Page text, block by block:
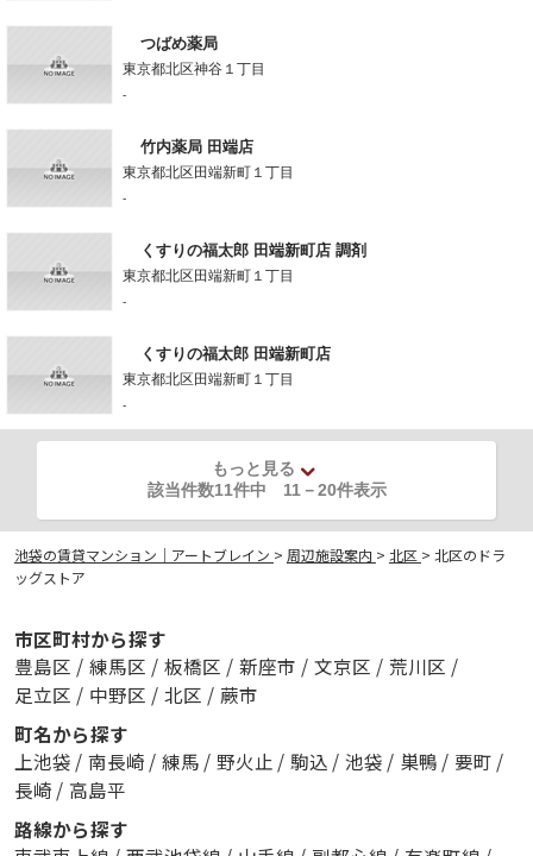
つばめ薬局
東京都北区神谷１丁目
-
竹内薬局 田端店
東京都北区田端新町１丁目
-
くすりの福太郎 田端新町店 調剤
東京都北区田端新町１丁目
-
くすりの福太郎 田端新町店
東京都北区田端新町１丁目
-
もっと見る
該当件数11件中 11 －20件表示
池袋の賃貸マンション｜アートブレイン > 周辺施設案内 > 北区 > 北区のドラ
ッグストア
市区町村から探す
豊島区 / 練馬区 / 板橋区 / 新座市 / 文京区 / 荒川区 /
足立区 / 中野区 / 北区 / 蕨市
町名から探す
上池袋 / 南長崎 / 練馬 / 野火止 / 駒込 / 池袋 / 巣鴨 / 要町 /
長崎 / 高島平
路線から探す